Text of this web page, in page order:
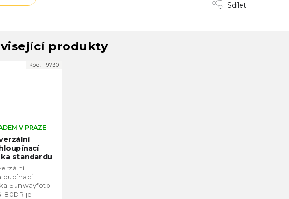
Sdílet
produkty
standardu
Swiss
80DR
V PRAZE
Sunwayfoto
80DR je
Kód: 19730